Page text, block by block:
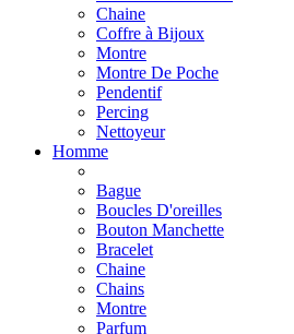
Chaine
Coffre à Bijoux
Montre
Montre De Poche
Pendentif
Percing
Nettoyeur
Homme
Bague
Boucles D'oreilles
Bouton Manchette
Bracelet
Chaine
Chains
Montre
Parfum